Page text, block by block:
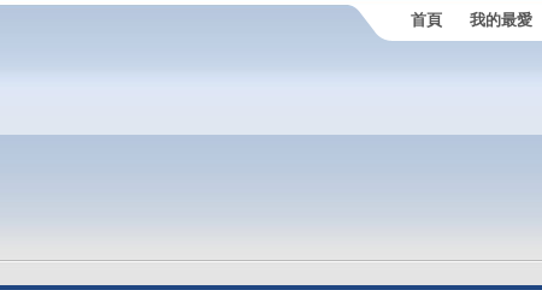
首頁 我的最愛